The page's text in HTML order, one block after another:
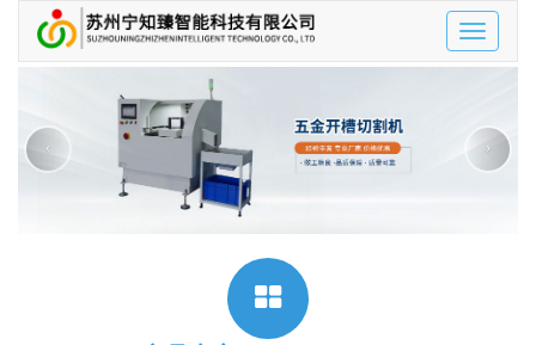
Toggle
‹ ›